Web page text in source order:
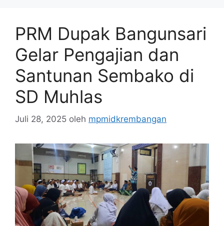
PRM Dupak Bangunsari
Gelar Pengajian dan
Santunan Sembako di
SD Muhlas
Juli 28, 2025 oleh mpmidkrembangan